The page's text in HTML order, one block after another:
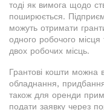
тоді як вимога щодо
поширюється.
можуть отримати
одного робочого
двох робочих місць.
Грантові кошти можна
обладнання,
також для оренди
подати заявку через